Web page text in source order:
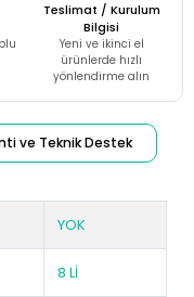
Teslimat / Kurulum
Bilgisi
Yeni ve ikinci el
ürünlerde hızlı
yönlendirme alın
ve Teknik Destek
YOK
8 Lİ